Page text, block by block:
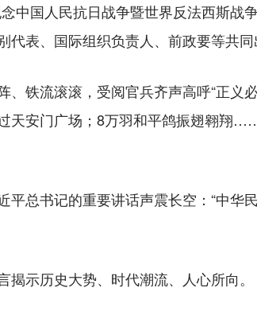
国人民抗日战争暨世界反法西斯战
代表、国际组织负责人、前政要等共同
铁流滚滚，受阅官兵齐声高呼“正义
过天安门广场；8万羽和平鸽振翅翱
总书记的重要讲话声震长空：“中华
示历史大势、时代潮流、人心所向。